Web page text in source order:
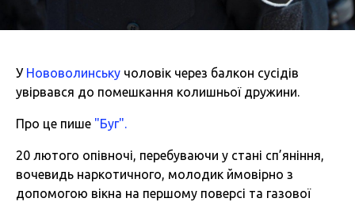
У Нововолинську чоловік через балкон сусідів
увірвався до помешкання колишньої дружини.
Про це пише "Буг".
20 лютого опівночі, перебуваючи у стані сп’яніння,
вочевидь наркотичного, молодик ймовірно з
допомогою вікна на першому поверсі та газової